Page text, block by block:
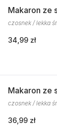
Makaron ze
czosnek / lekka
34,99 zł
Makaron ze
czosnek / lekka
36,99 zł